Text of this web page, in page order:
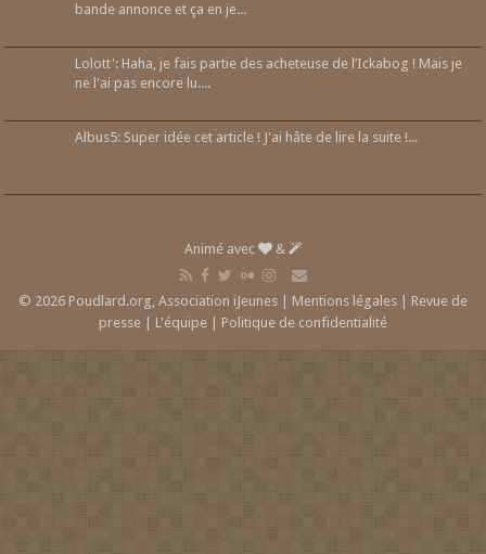
bande annonce et ça en je...
Lolott': Haha, je fais partie des acheteuse de l’Ickabog ! Mais je
ne l'ai pas encore lu....
Albus5: Super idée cet article ! J'ai hâte de lire la suite !...
Animé avec &
© 2026 Poudlard.org, Association iJeunes | Mentions légales
Revue de
presse
L'équipe Politique de confidentialité